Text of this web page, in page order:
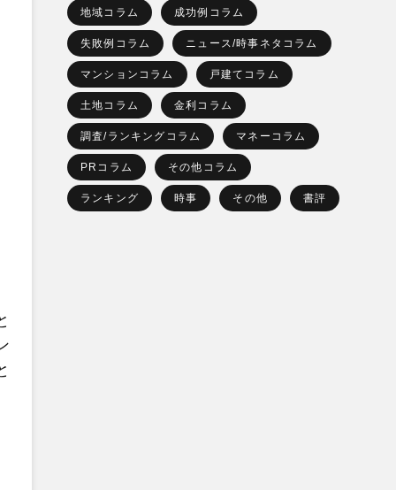
地域コラム 成功例コラム
失敗例コラム ニュース/時事ネタコラム
マンションコラム 戸建てコラム
土地コラム 金利コラム
調査/ランキングコラム マネーコラム
PRコラム その他コラム
ランキング 時事 その他 書評